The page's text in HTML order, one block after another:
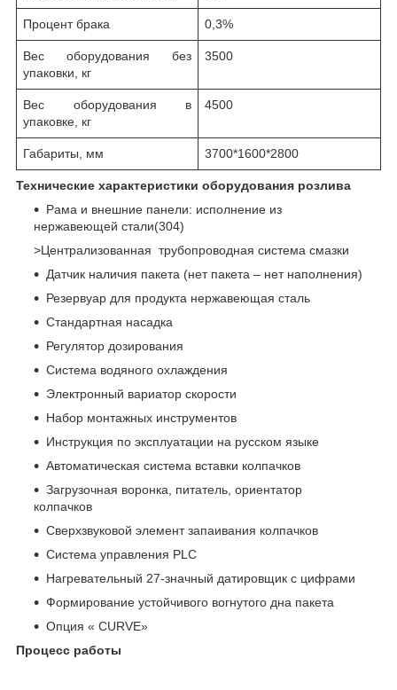
Процент брака 0,3%
Вес оборудования без
упаковки, кг
3500
Вес оборудования в
упаковке, кг
4500
Габариты, мм 3700*1600*2800
Технические характеристики оборудования розлива
Рама и внешние панели: исполнение из
нержавеющей стали(304)
>Централизованная трубопроводная система смазки
Датчик наличия пакета (нет пакета – нет наполнения)
Резервуар для продукта нержавеющая сталь
Стандартная насадка
Регулятор дозирования
Система водяного охлаждения
Электронный вариатор скорости
Набор монтажных инструментов
Инструкция по эксплуатации на русском языке
Автоматическая система вставки колпачков
Загрузочная воронка, питатель, ориентатор
колпачков
Сверхзвуковой элемент запаивания колпачков
Система управления PLC
Нагревательный 27-значный датировщик с цифрами
Формирование устойчивого вогнутого дна пакета
Опция « CURVE»
Процесс работы